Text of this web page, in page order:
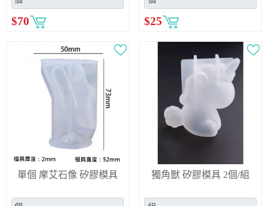
$70 $25
單個 摩艾石像 矽膠模具 獨角獸 矽膠模具 2個/組